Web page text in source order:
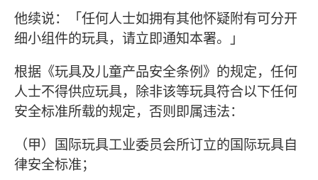
他续说：「任何人士如拥有其他怀疑附有可分开
细小组件的玩具，请立即通知本署。」
根据《玩具及儿童产品安全条例》的规定，任何
人士不得供应玩具，除非该等玩具符合以下任何
安全标准所载的规定，否则即属违法：
（甲）国际玩具工业委员会所订立的国际玩具自
律安全标准；